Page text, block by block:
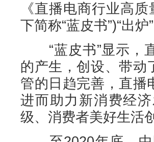
《直播电商行业高
下简称“蓝皮书”)“出炉”
“蓝皮书”显示，
的产生，创设、带动
管的日趋完善，直播
进而助力新消费经
级、消费者美好生活